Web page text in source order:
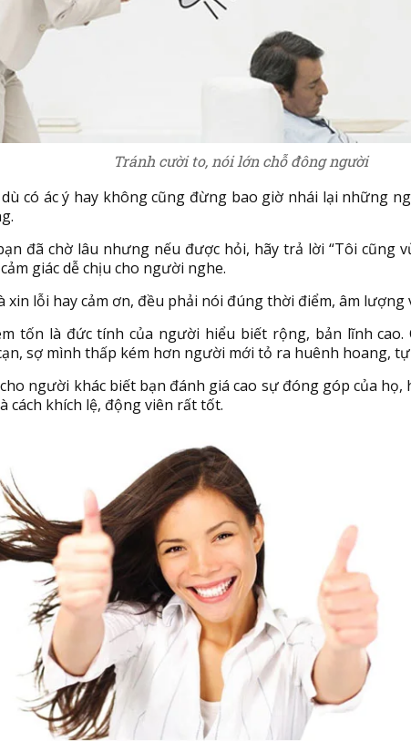
Tránh cười to, nói lớn chỗ đông người
dù có ác ý hay không cũng đừng bao giờ nhái lại những
đã chờ lâu nhưng nếu được hỏi, hãy trả lời “Tôi cũng
giác dễ chịu cho người nghe.
xin lỗi hay cảm ơn, đều phải nói đúng thời điểm, âm lượng
tốn là đức tính của người hiểu biết rộng, bản lĩnh
sợ mình thấp kém hơn người mới tỏ ra huênh hoang,
người khác biết bạn đánh giá cao sự đóng góp của họ,
cách khích lệ, động viên rất tốt.